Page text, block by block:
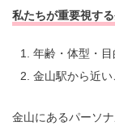
私たちが重要視す
年齢・体型・目
金山駅から近い
金山にあるパーソ